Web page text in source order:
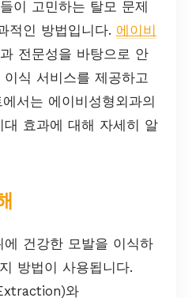
이 고민하는 탈모 문제
적인 방법입니다. 에이비
전문성을 바탕으로 안
식 서비스를 제공하고
서는 에이비성형외과의
효과에 대해 자세히 알
에 건강한 모발을 이식하
방법이 사용됩니다.
와